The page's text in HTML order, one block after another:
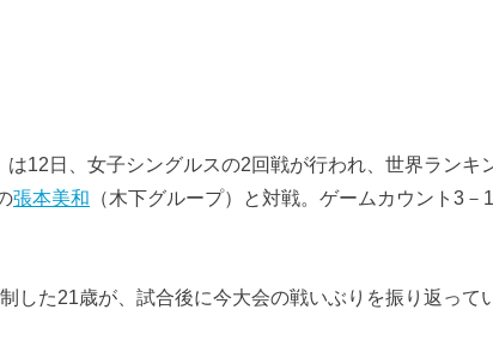
は12日、女子シングルスの2回戦が行われ、世界ランキ
張本美和 （木下グループ）と対戦。ゲームカウント3－1
した21歳が、試合後に今大会の戦いぶりを振り返って